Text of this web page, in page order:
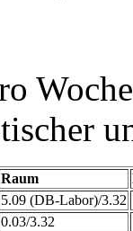
Raum
5.09 (DB-Labor)/3.32
0.03/3.32